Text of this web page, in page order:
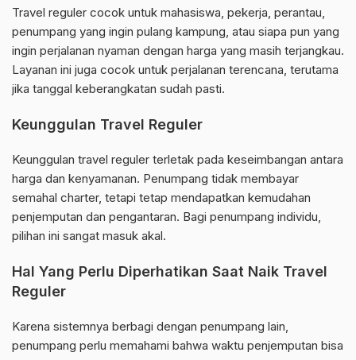
Travel reguler cocok untuk mahasiswa, pekerja, perantau,
penumpang yang ingin pulang kampung, atau siapa pun yang
ingin perjalanan nyaman dengan harga yang masih terjangkau.
Layanan ini juga cocok untuk perjalanan terencana, terutama
jika tanggal keberangkatan sudah pasti.
Keunggulan Travel Reguler
Keunggulan travel reguler terletak pada keseimbangan antara
harga dan kenyamanan. Penumpang tidak membayar
semahal charter, tetapi tetap mendapatkan kemudahan
penjemputan dan pengantaran. Bagi penumpang individu,
pilihan ini sangat masuk akal.
Hal Yang Perlu Diperhatikan Saat Naik Travel
Reguler
Karena sistemnya berbagi dengan penumpang lain,
penumpang perlu memahami bahwa waktu penjemputan bisa